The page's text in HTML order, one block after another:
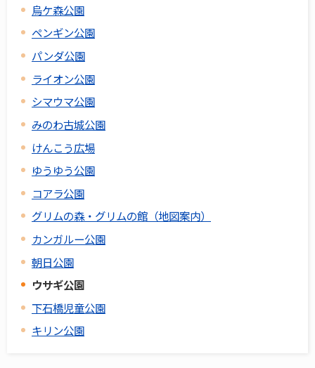
烏ケ森公園
ペンギン公園
パンダ公園
ライオン公園
シマウマ公園
みのわ古城公園
けんこう広場
ゆうゆう公園
コアラ公園
グリムの森・グリムの館（地図案内）
カンガルー公園
朝日公園
ウサギ公園
下石橋児童公園
キリン公園